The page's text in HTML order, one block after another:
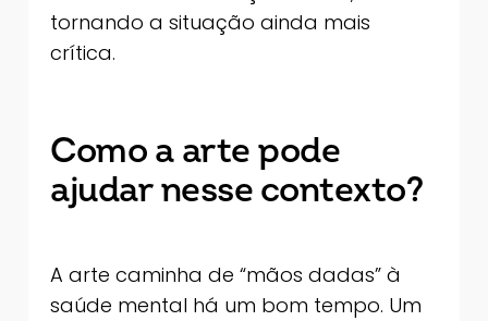
tornando a situação ainda mais
crítica.
Como a arte pode
ajudar nesse contexto?
A arte caminha de “mãos dadas” à
saúde mental há um bom tempo. Um